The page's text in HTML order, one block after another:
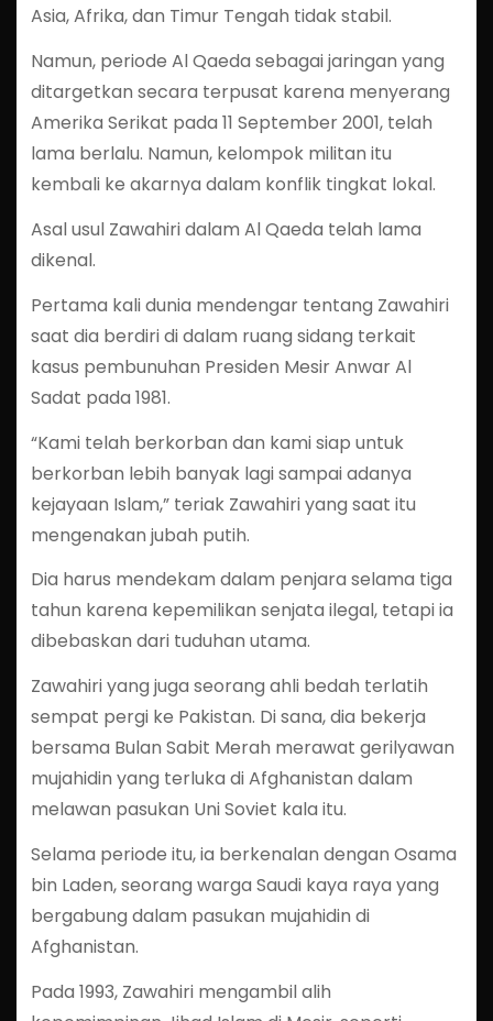
Asia, Afrika, dan Timur Tengah tidak stabil.
Namun, periode Al Qaeda sebagai jaringan yang
ditargetkan secara terpusat karena menyerang
Amerika Serikat pada 11 September 2001, telah
lama berlalu. Namun, kelompok militan itu
kembali ke akarnya dalam konflik tingkat lokal.
Asal usul Zawahiri dalam Al Qaeda telah lama
dikenal.
Pertama kali dunia mendengar tentang Zawahiri
saat dia berdiri di dalam ruang sidang terkait
kasus pembunuhan Presiden Mesir Anwar Al
Sadat pada 1981.
“Kami telah berkorban dan kami siap untuk
berkorban lebih banyak lagi sampai adanya
kejayaan Islam,” teriak Zawahiri yang saat itu
mengenakan jubah putih.
Dia harus mendekam dalam penjara selama tiga
tahun karena kepemilikan senjata ilegal, tetapi ia
dibebaskan dari tuduhan utama.
Zawahiri yang juga seorang ahli bedah terlatih
sempat pergi ke Pakistan. Di sana, dia bekerja
bersama Bulan Sabit Merah merawat gerilyawan
mujahidin yang terluka di Afghanistan dalam
melawan pasukan Uni Soviet kala itu.
Selama periode itu, ia berkenalan dengan Osama
bin Laden, seorang warga Saudi kaya raya yang
bergabung dalam pasukan mujahidin di
Afghanistan.
Pada 1993, Zawahiri mengambil alih